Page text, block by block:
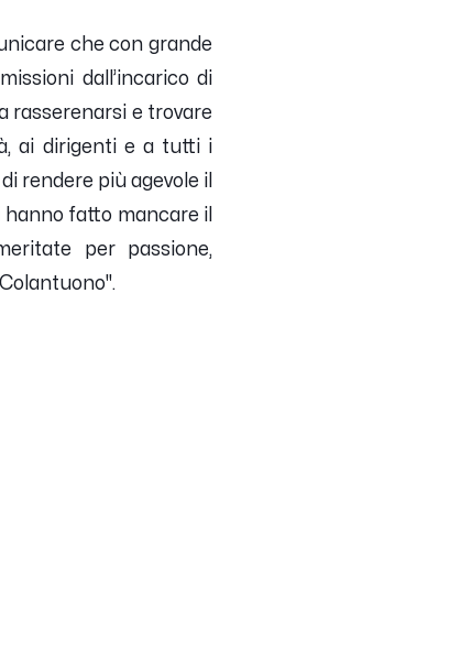
che con grande
dall’incarico di
rasserenarsi e trovare
ai dirigenti e a tutti i
rendere più agevole il
fatto mancare il
per passione,